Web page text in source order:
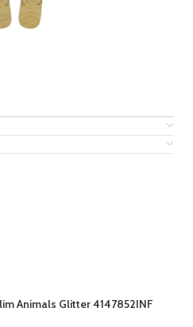
Animals Glitter 4147852INF